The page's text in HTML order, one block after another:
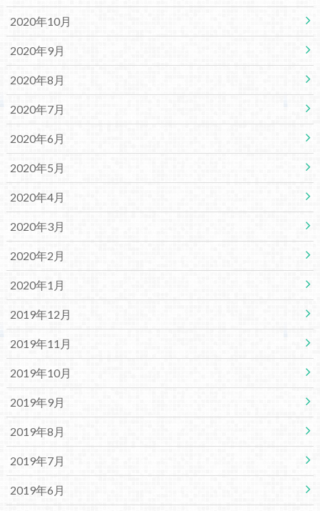
2020年10月
2020年9月
2020年8月
2020年7月
2020年6月
2020年5月
2020年4月
2020年3月
2020年2月
2020年1月
2019年12月
2019年11月
2019年10月
2019年9月
2019年8月
2019年7月
2019年6月